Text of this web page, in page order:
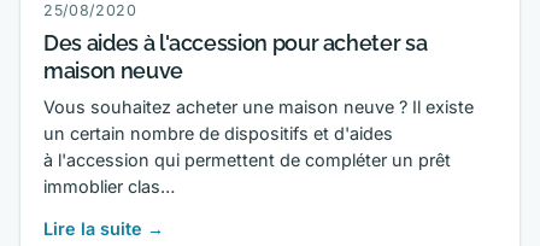
25/08/2020
Des aides à l'accession pour acheter sa
maison neuve
Vous souhaitez acheter une maison neuve ? Il existe
un certain nombre de dispositifs et d'aides
à l'accession qui permettent de compléter un prêt
immoblier clas…
Lire la suite →